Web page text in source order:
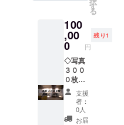
ご自身
の撮影
に必要
な諸経
費はご
負担で
す。
（※1）
エー
デート
であな
たをア
ゲます
♡ 洋服
をいっ
しょに
選んで
ほしい
でもイ
イです
す
る
100
,00
0 円
残り1
◇写真
３００
０枚無
修正
（JPG
） １枚
なんと
支援
者：
0人
お届